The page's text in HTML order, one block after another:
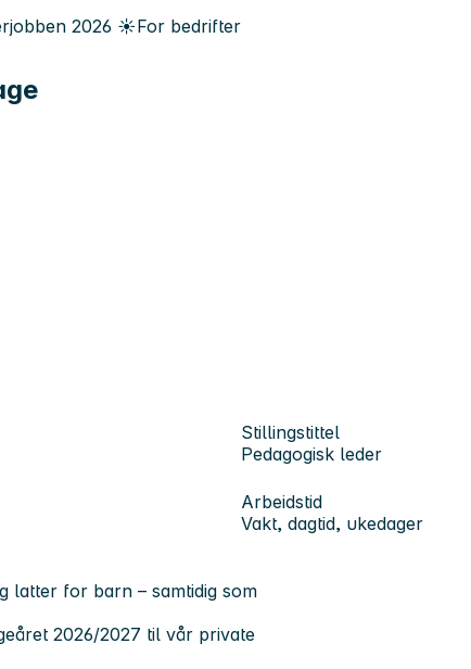
2026 ☀️For bedrifter
Stillingstittel
Pedagogisk leder
Arbeidstid
Vakt, dagtid, ukedager
latter for barn – samtidig som
2026/2027 til vår private